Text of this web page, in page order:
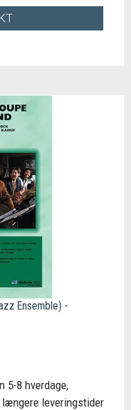
Ensemble) -
5-8 hverdage,
længere leveringstider